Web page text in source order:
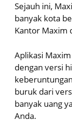
Sejauh ini,
banyak kota
Kantor Maxim
Aplikasi
dengan versi
buruk dari
banyak uang
Anda.